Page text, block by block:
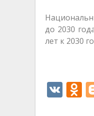
до 2030
лет к 2030
V
K
O
d